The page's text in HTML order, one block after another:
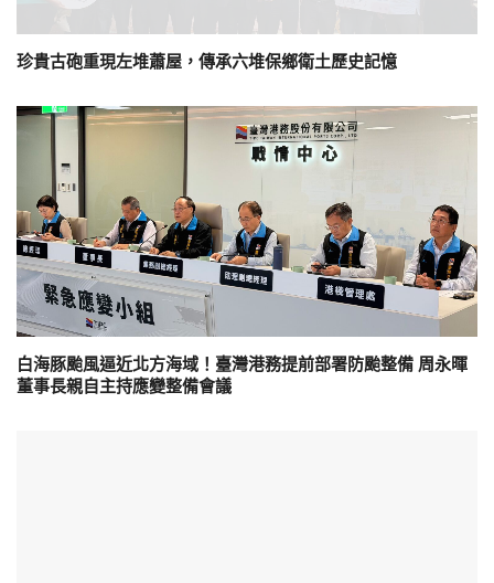
珍貴古砲重現左堆蕭屋，傳承六堆保鄉衛土歷史記憶
白海豚颱風逼近北方海域！臺灣港務提前部署防颱整備 周永暉
董事長親自主持應變整備會議